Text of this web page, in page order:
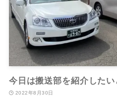
今日は搬送部を紹介した
2022年8月30日